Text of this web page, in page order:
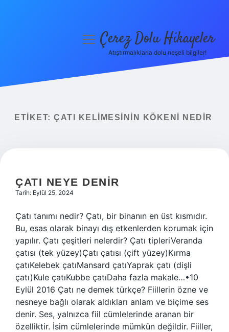
Yasal Uyarı
menüyüÇerez Dolu Hikayeler
Atıştırmalıklarla dolu neşeli bilgiler!
ETIKET: ÇATI KELIMESININ KÖKENI NEDIR
ÇATI NEYE DENIR
Tarih: Eylül 25, 2024
Çatı tanımı nedir? Çatı, bir binanın en üst kısmıdır.
Bu, esas olarak binayı dış etkenlerden korumak için
yapılır. Çatı çeşitleri nelerdir? Çatı tipleriVeranda
çatısı (tek yüzey)Çatı çatısı (çift yüzey)Kırma
çatıKelebek çatıMansard çatıYaprak çatı (dişli
çatı)Kule çatıKubbe çatıDaha fazla makale…•10
Eylül 2016 Çatı ne demek türkçe? Fiillerin özne ve
nesneye bağlı olarak aldıkları anlam ve biçime ses
denir. Ses, yalnızca fiil cümlelerinde aranan bir
özelliktir. İsim cümlelerinde mümkün değildir. Fiiller,